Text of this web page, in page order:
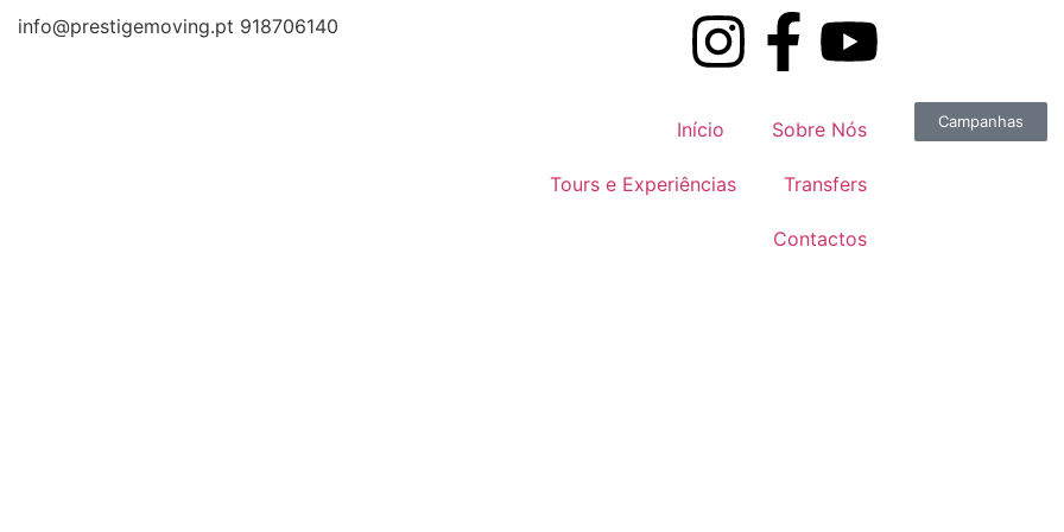
info@prestigemoving.pt 918706140
Início Sobre Nós
Tours e Experiências Transfers
Contactos
Campanhas